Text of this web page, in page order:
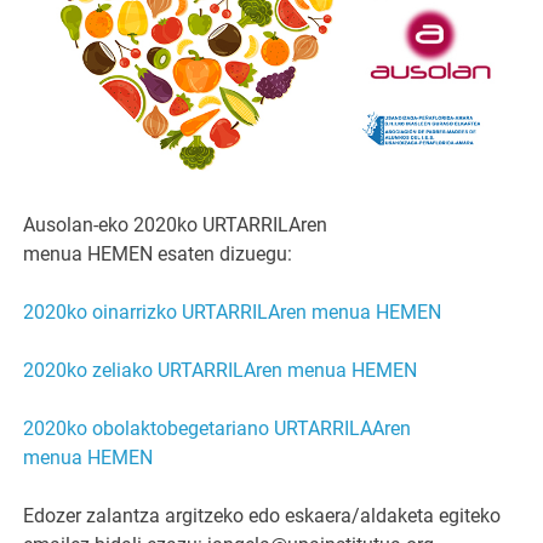
Ausolan-eko 2020ko URTARRILAren
menua HEMEN esaten dizuegu:
2020ko oinarrizko URTARRILAren menua HEMEN
2020ko zeliako URTARRILAren menua HEMEN
2020ko obolaktobegetariano URTARRILAAren
menua HEMEN
Edozer zalantza argitzeko edo eskaera/aldaketa egiteko